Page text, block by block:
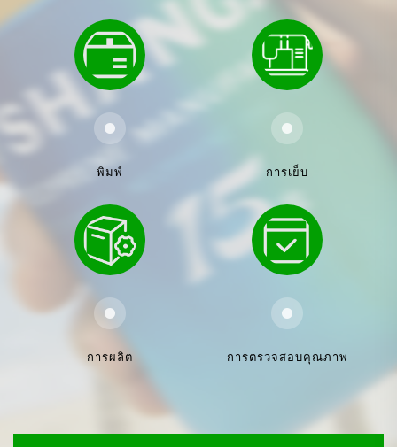
พิมพ์ การเย็บ
การผลิต การตรวจสอบคุณภาพ